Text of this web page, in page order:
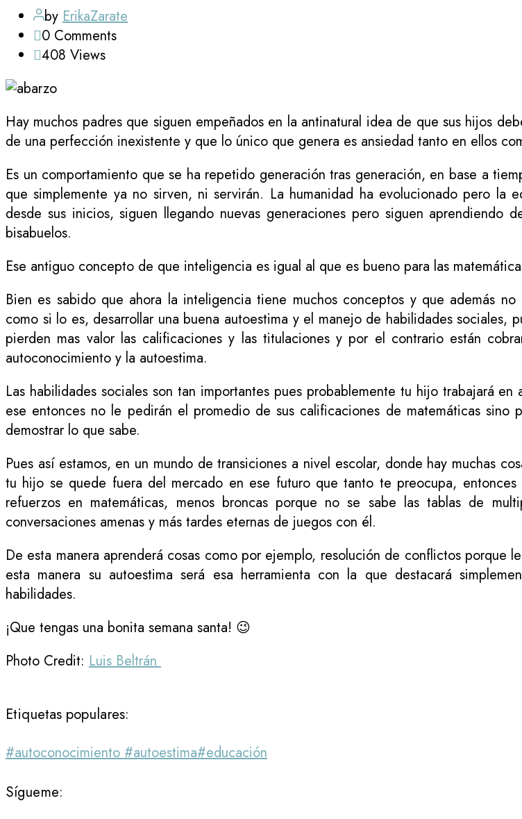
by ErikaZarate
0 Comments
408 Views
Hay muchos padres que siguen empeñados en la antinatural idea de que sus hijos
de una perfección inexistente y que lo único que genera es ansiedad tanto en ellos
Es un comportamiento que se ha repetido generación tras generación, en base a
que simplemente ya no sirven, ni servirán. La humanidad ha evolucionado pero la
desde sus inicios, siguen llegando nuevas generaciones pero siguen aprendiendo
bisabuelos.
Ese antiguo concepto de que inteligencia es igual al que es bueno para las
Bien es sabido que ahora la inteligencia tiene muchos conceptos y que además
como si lo es, desarrollar una buena autoestima y el manejo de habilidades sociales,
pierden mas valor las calificaciones y las titulaciones y por el contrario están
autoconocimiento y la autoestima.
Las habilidades sociales son tan importantes pues probablemente tu hijo trabajará
ese entonces no le pedirán el promedio de sus calificaciones de matemáticas sino
demostrar lo que sabe.
Pues así estamos, en un mundo de transiciones a nivel escolar, donde hay muchas
tu hijo se quede fuera del mercado en ese futuro que tanto te preocupa, entonces
refuerzos en matemáticas, menos broncas porque no se sabe las tablas de
conversaciones amenas y más tardes eternas de juegos con él.
De esta manera aprenderá cosas como por ejemplo, resolución de conflictos porque
esta manera su autoestima será esa herramienta con la que destacará
habilidades.
¡Que tengas una bonita semana santa! 😉
Photo Credit: Luis Beltrán
Etiquetas populares:
#autoconocimiento #autoestima#educación
Sígueme: